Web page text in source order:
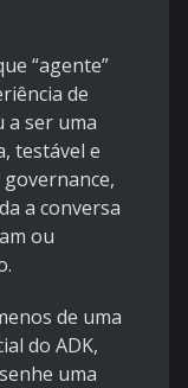
“agente”
de
a ser uma
testável e
,
a conversa
ou
de uma
do ADK,
uma